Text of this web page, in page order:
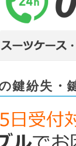
鍵紛失・